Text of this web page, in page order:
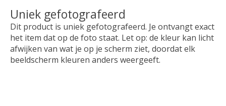
Uniek gefotografeerd
Dit product is uniek gefotografeerd. Je ontvangt exact
het item dat op de foto staat. Let op: de kleur kan licht
afwijken van wat je op je scherm ziet, doordat elk
beeldscherm kleuren anders weergeeft.